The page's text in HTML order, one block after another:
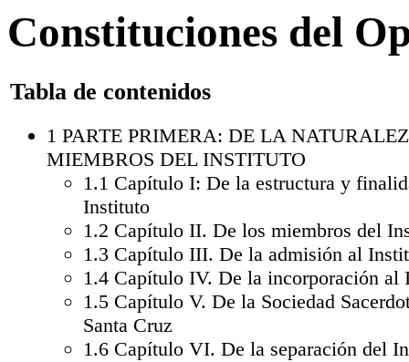
Constituciones del
Tabla de contenidos
1 PARTE PRIMERA: DE LA
MIEMBROS DEL INSTITUTO
1.1 Capítulo I: De la estructura y
Instituto
1.2 Capítulo II. De los miembros del
1.3 Capítulo III. De la admisión al
1.4 Capítulo IV. De la incorporación al
1.5 Capítulo V. De la Sociedad
Santa Cruz
1.6 Capítulo VI. De la separación del